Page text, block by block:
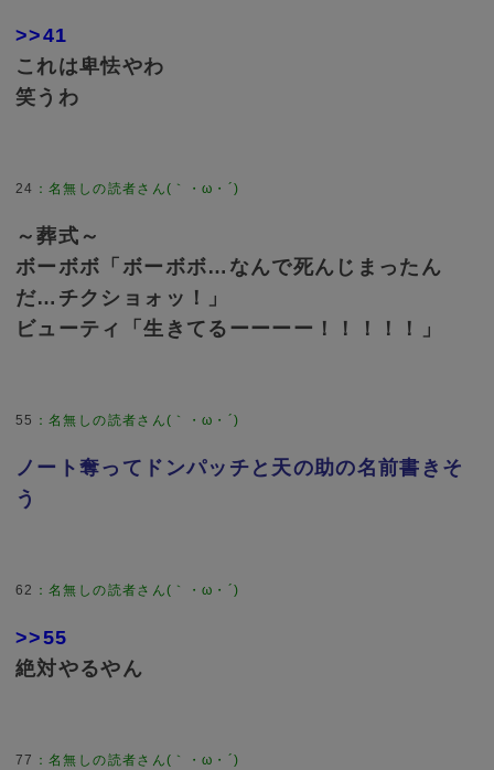
>>41
これは卑怯やわ
笑うわ
24
～葬式～
ボーボボ「ボーボボ…なんで死んじまったん
だ…チクショォッ！」
ビューティ「生きてるーーーー！！！！！」
55
ノート奪ってドンパッチと天の助の名前書きそ
う
62
>>55
絶対やるやん
77